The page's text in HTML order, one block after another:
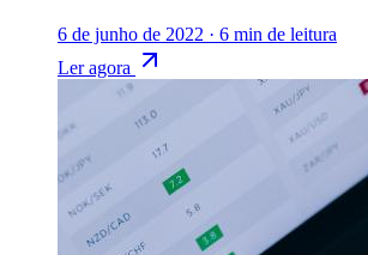
6 de junho de 2022 · 6 min de leitura
Ler agora